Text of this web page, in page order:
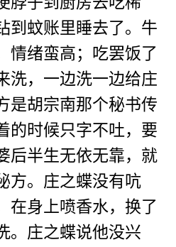
到蚊账里睡去了。牛
情绪蛮高；吃罢饭了
洗，一边洗一边给庄
是胡宗南那个秘书传
的时候只字不吐，要
后半生无依无靠，就
方。庄之蝶没有吭
在身上喷香水，换了
。庄之蝶说他没兴